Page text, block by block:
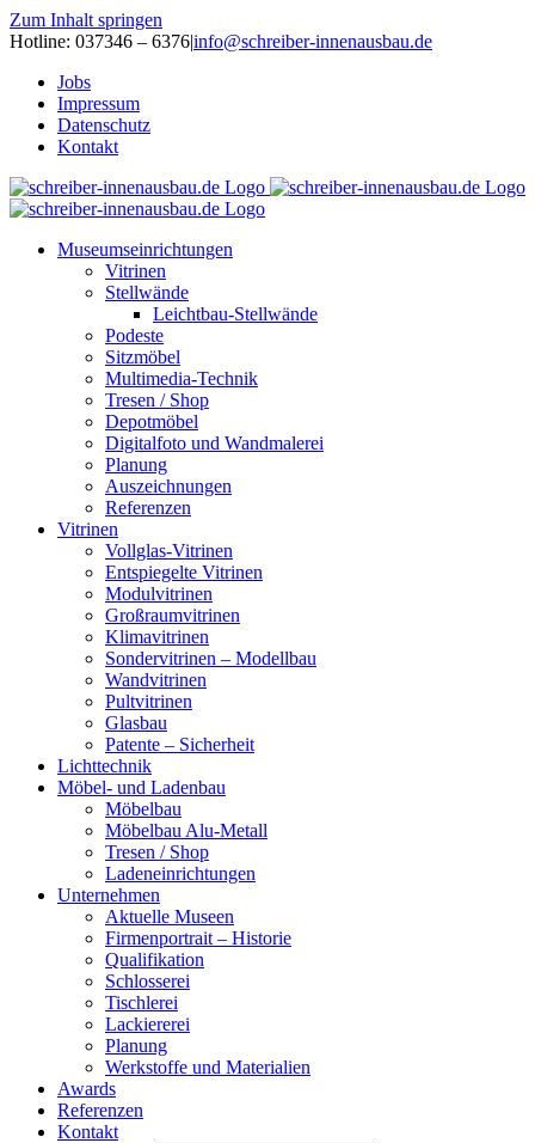
Zum Inhalt springen
Hotline: 037346 – 6376|info@schreiber-innenausbau.de
Jobs
Impressum
Datenschutz
Kontakt
Museumseinrichtungen
Vitrinen
Stellwände
Leichtbau-Stellwände
Podeste
Sitzmöbel
Multimedia-Technik
Tresen / Shop
Depotmöbel
Digitalfoto und Wandmalerei
Planung
Auszeichnungen
Referenzen
Vitrinen
Vollglas-Vitrinen
Entspiegelte Vitrinen
Modulvitrinen
Großraumvitrinen
Klimavitrinen
Sondervitrinen – Modellbau
Wandvitrinen
Pultvitrinen
Glasbau
Patente – Sicherheit
Lichttechnik
Möbel- und Ladenbau
Möbelbau
Möbelbau Alu-Metall
Tresen / Shop
Ladeneinrichtungen
Unternehmen
Aktuelle Museen
Firmenportrait – Historie
Qualifikation
Schlosserei
Tischlerei
Lackiererei
Planung
Werkstoffe und Materialien
Awards
Referenzen
Kontakt